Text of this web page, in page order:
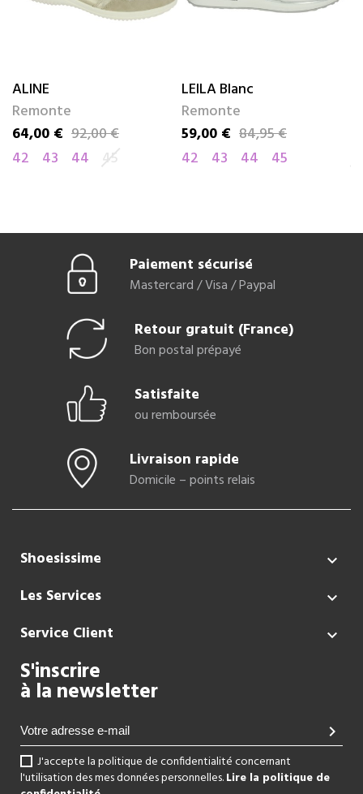
ALINE
Remonte
Prix
64,00 €
Prix de base92,00 €
42
43 44 45
LEILA Blanc
Remonte
Prix
59,00 €
Prix de base84,95 €
42
43 44 45
Paiement sécurisé
Mastercard / Visa / Paypal
Retour gratuit (France)
Bon postal prépayé
Satisfaite
ou remboursée
Livraison rapide
Domicile – points relais
Shoesissime 
Les Services 
Service Client 
S'inscrire
à la newsletter
chevron_right
J'accepte la politique de confidentialité concernant
l'utilisation des mes données personnelles.Lire la politique de